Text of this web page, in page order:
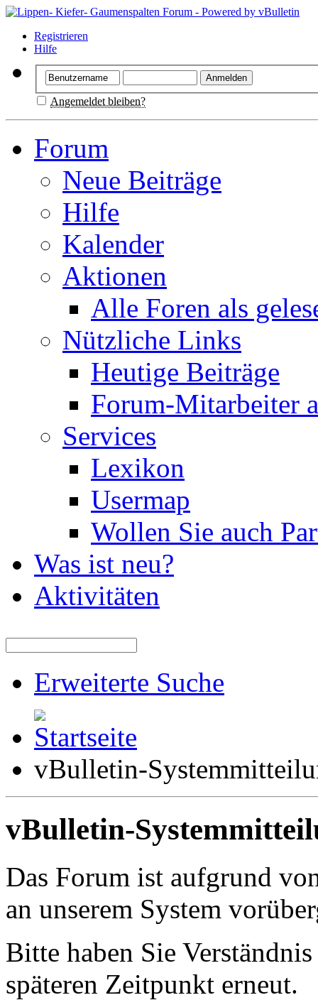
Registrieren
Hilfe
Angemeldet bleiben?
Forum
Neue Beiträge
Hilfe
Kalender
Aktionen
Alle Foren als
Nützliche Links
Heutige Beiträge
Forum-Mitarbeiter
Services
Lexikon
Usermap
Wollen Sie auch
Was ist neu?
Aktivitäten
Erweiterte Suche
vBulletin-
vBulletin-
Das Forum ist aufgrund
an unserem System
Bitte haben Sie
späteren Zeitpunkt erneut.